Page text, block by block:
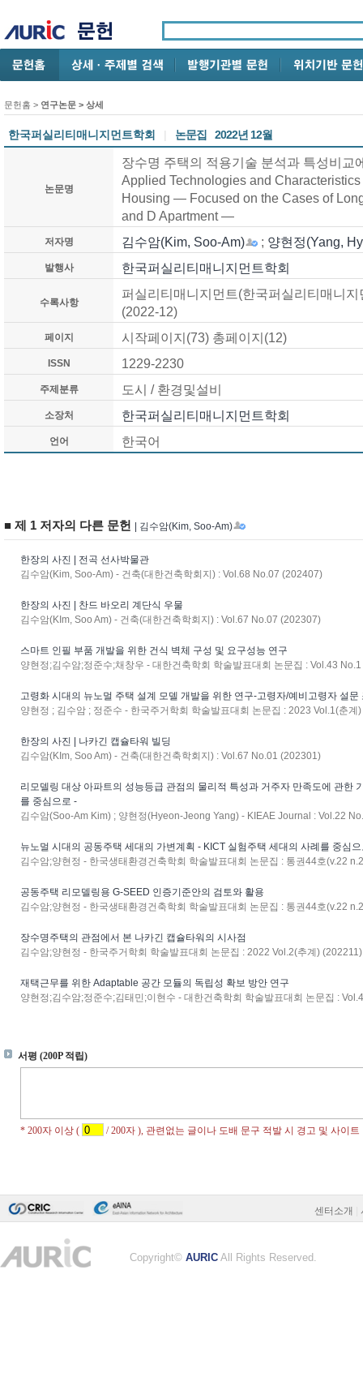
문헌홈 > 연구논문 > 상세
한국퍼실리티매니지먼트학회 | 논문집 2022년 12월
논문명
장수명 주택의 적용기술 분석과 특성비교
Applied Technologies and
Housing ― Focused on the Cases of
and D Apartment ―
저자명 김수암(Kim, Soo-Am) ; 양현정(Yang,
발행사 한국퍼실리티매니지먼트학회
수록사항
퍼실리티매니지먼트(한국퍼실리티매니
(2022-12)
페이지 시작페이지(73) 총페이지(12)
ISSN 1229-2230
주제분류 도시 / 환경및설비
소장처 한국퍼실리티매니지먼트학회
언어 한국어
■ 제 1 저자의 다른 문헌 | 김수암(Kim, Soo-Am)
한장의 사진 | 전곡 선사박물관
김수암(Kim, Soo-Am) - 건축(대한건축학회지) : Vol.68 No.07 (202407)
한장의 사진 | 찬드 바오리 계단식 우물
김수암(KIm, Soo Am) - 건축(대한건축학회지) : Vol.67 No.07 (202307)
스마트 인필 부품 개발을 위한 건식 벽체 구성 및 요구성능 연구
양현정;김수암;정준수;채창우 - 대한건축학회 학술발표대회 논문집 : Vol.43
고령화 시대의 뉴노멀 주택 설계 모델 개발을 위한 연구-고령자/예비고령자 설문
양현정 ; 김수암 ; 정준수 - 한국주거학회 학술발표대회 논문집 : 2023 Vol.1(춘계
한장의 사진 | 나카긴 캡슐타워 빌딩
김수암(KIm, Soo Am) - 건축(대한건축학회지) : Vol.67 No.01 (202301)
리모델링 대상 아파트의 성능등급 관점의 물리적 특성과 거주자 만족도에 관한
를 중심으로 -
김수암(Soo-Am Kim) ; 양현정(Hyeon-Jeong Yang) - KIEAE Journal : Vol.22
뉴노멀 시대의 공동주택 세대의 가변계획 - KICT 실험주택 세대의 사례를 중심
김수암;양현정 - 한국생태환경건축학회 학술발표대회 논문집 : 통권44호(v.22
공동주택 리모델링용 G-SEED 인증기준안의 검토와 활용
김수암;양현정 - 한국생태환경건축학회 학술발표대회 논문집 : 통권44호(v.22
장수명주택의 관점에서 본 나카긴 캡슐타워의 시사점
김수암;양현정 - 한국주거학회 학술발표대회 논문집 : 2022 Vol.2(추계) (202211)
재택근무를 위한 Adaptable 공간 모듈의 독립성 확보 방안 연구
양현정;김수암;정준수;김태민;이현수 - 대한건축학회 학술발표대회 논문집 :
센터소개
Copyright© AURIC All Rights Reserved.